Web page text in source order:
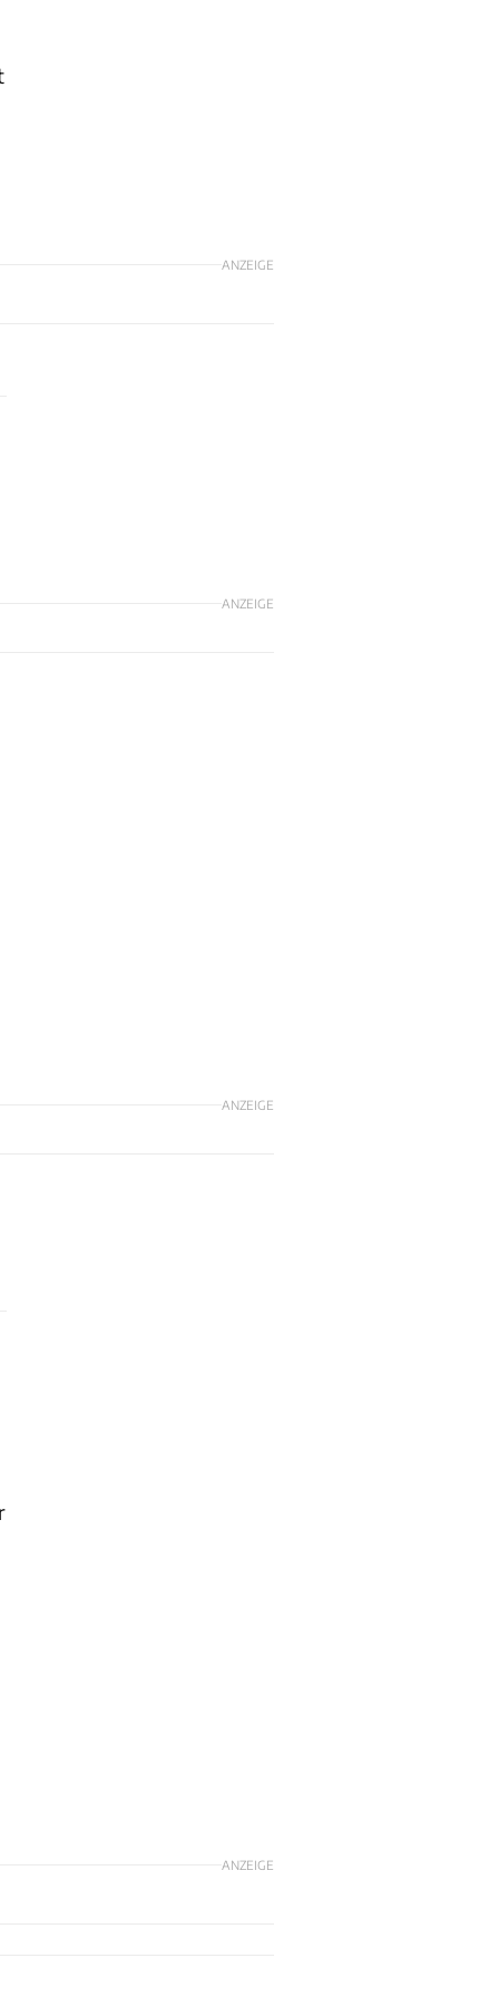
ANZEIGE
ANZEIGE
ANZEIGE
ANZEIGE